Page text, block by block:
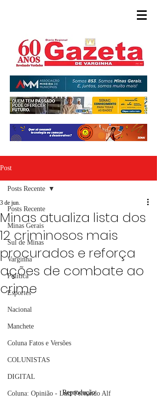
Post
Posts Recente
Minas Gerais
Sul de Minas
Varginha
Política
Esportes
Nacional
Manchete
Coluna Fatos e Versões
COLUNISTAS
DIGITAL
Coluna: Opinião - Luiz Fernando Alf
Posts Recente
Minas atualiza lista dos
12 criminosos mais
procurados e reforça
ações de combate ao
crime
3 de jun.
Reprodução